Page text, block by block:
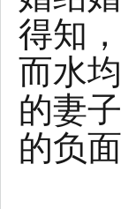
得知
而水
的妻
的负